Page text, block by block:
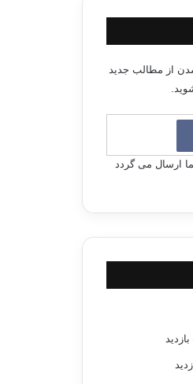
از مطالب جدید
ارسال می گردد